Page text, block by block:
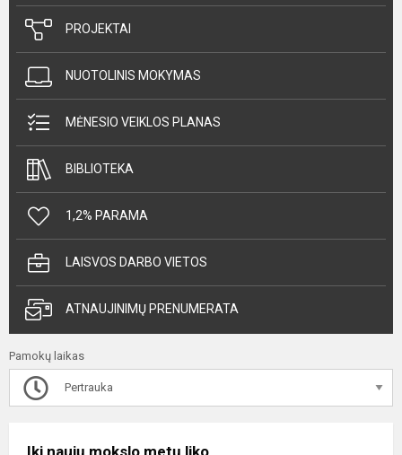
PROJEKTAI
NUOTOLINIS MOKYMAS
MĖNESIO VEIKLOS PLANAS
BIBLIOTEKA
1,2% PARAMA
LAISVOS DARBO VIETOS
ATNAUJINIMŲ PRENUMERATA
Pamokų laikas
Pertrauka
Iki naujų mokslo metų liko